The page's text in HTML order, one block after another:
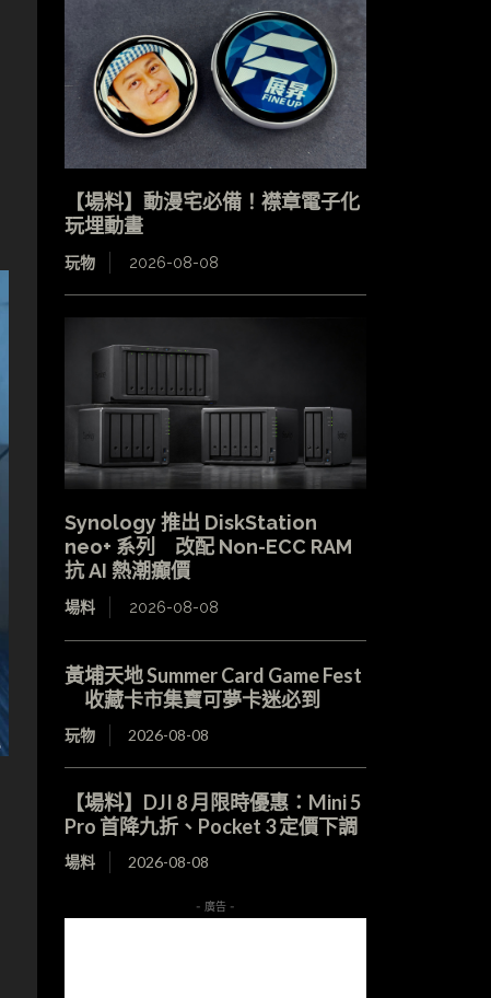
【場料】動漫宅必備！襟章電子化
玩埋動畫
玩物 2026-08-08
Synology 推出 DiskStation
neo+ 系列 改配 Non-ECC RAM
抗 AI 熱潮癲價
場料 2026-08-08
黃埔天地 Summer Card Game Fest
收藏卡市集寶可夢卡迷必到
玩物 2026-08-08
【場料】DJI 8 月限時優惠：Mini 5
Pro 首降九折、Pocket 3 定價下調
場料 2026-08-08
- 廣告 -